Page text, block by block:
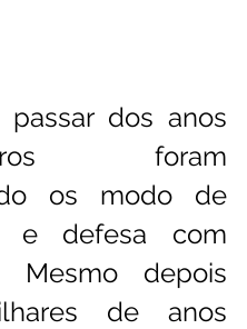
passar dos anos
foram
os modo de
e defesa com
Mesmo depois
de anos